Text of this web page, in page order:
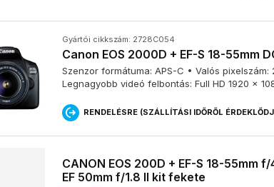
egyre kevesebb tükörreflexes fényképezőgép kapható,
fejlesztésével leálltak. ANikon és aCanon
tükörreflexes fényképezőgép vázat.
figyelembe venni
fényképezőgép választásakor számos tényezőt
Gyártói cikkszám: 2728C054
Canon EOS 2000D + EF-S 18-55mm
Szenzor formátuma: APS-C • Valós pixelszám:
Legnagyobb videó felbontás: Full HD 1920 x
RENDELÉSRE (SZÁLLÍTÁSI IDŐRŐL
CANON EOS 200D + EF-S 18-55mm
EF 50mm f/1.8 II kit fekete